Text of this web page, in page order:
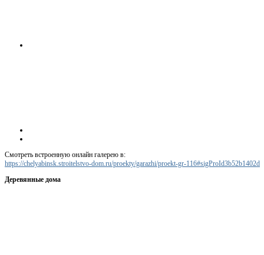
Смотреть встроенную онлайн галерею в:
https://chelyabinsk.stroitelstvo-dom.ru/proekty/garazhi/proekt-gr-116#sigProId3b52b1402d
Деревянные дома